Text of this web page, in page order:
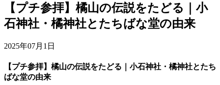
【プチ参拝】橘山の伝説をたどる｜小
石神社・橘神社とたちばな堂の由来
2025年07月1日
【プチ参拝】橘山の伝説をたどる｜小石神社・橘神社とたち
ばな堂の由来